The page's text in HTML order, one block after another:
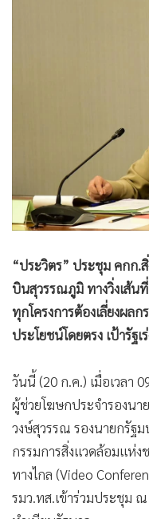
ต่างประเทศ
Special Scoop
• เศรษฐกิจ-ธุรกิจ
• จีน
• ชุมชน-คุณภาพชีวิต
• อาชญากรรม
• Motoring
• วิทยาศาสตร์
• SMEs
• หุ้น
• อินโดจีน
• กองทุนรวม
Celeb Online
“ประวิตร” ประชุม คกก.
บินสุวรรณภูมิ ทางวิ่งเส้น
ทุกโครงการต้องเลี่ยงผล
ประโยชน์โดยตรง เป้ารัฐ
วันนี้ (20 ก.ค.) เมื่อเวลา
ผู้ช่วยโฆษกประจำรองนา
วงษ์สุวรรณ รองนายกรัฐ
กรรมการสิ่งแวดล้อมแห่
ทางไกล (Video
รมว.ทส.เข้าร่วมประชุม